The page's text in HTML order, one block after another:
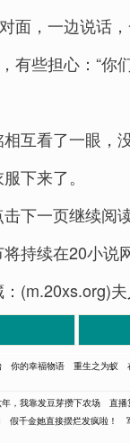
面，一边说话，
有些担心：“你
互看了一眼，
下来了。
下一页继续阅
持续在20小
(m.20xs.org)
你的幸福物语 重生之为蚁
，我靠发豆芽攒下农场 直播
假千金她直接摆烂发疯啦！